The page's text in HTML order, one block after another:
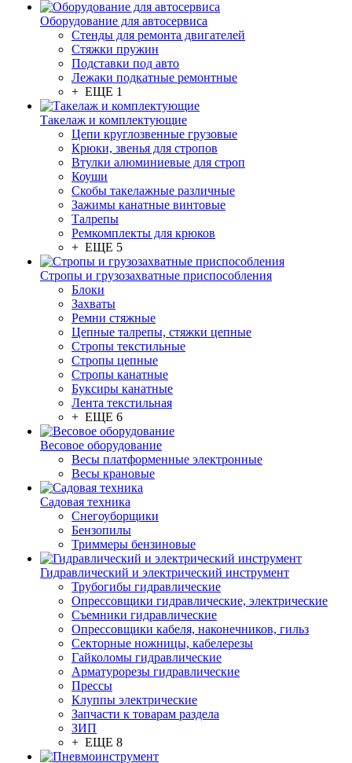
Оборудование для автосервиса
Стенды для ремонта двигателей
Стяжки пружин
Подставки под авто
Лежаки подкатные ремонтные
+ ЕЩЕ 1
Такелаж и комплектующие
Цепи круглозвенные грузовые
Крюки, звенья для стропов
Втулки алюминиевые для строп
Коуши
Скобы такелажные различные
Зажимы канатные винтовые
Талрепы
Ремкомплекты для крюков
+ ЕЩЕ 5
Стропы и грузозахватные приспособления
Блоки
Захваты
Ремни стяжные
Цепные талрепы, стяжки цепные
Стропы текстильные
Стропы цепные
Стропы канатные
Буксиры канатные
Лента текстильная
+ ЕЩЕ 6
Весовое оборудование
Весы платформенные электронные
Весы крановые
Садовая техника
Снегоуборщики
Бензопилы
Триммеры бензиновые
Гидравлический и электрический инструмент
Трубогибы гидравлические
Опрессовщики гидравлические, электрические
Съемники гидравлические
Опрессовщики кабеля, наконечников, гильз
Секторные ножницы, кабелерезы
Гайколомы гидравлические
Арматурорезы гидравлические
Прессы
Клуппы электрические
Запчасти к товарам раздела
ЗИП
+ ЕЩЕ 8